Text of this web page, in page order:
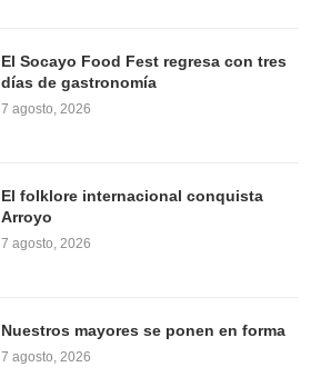
El Socayo Food Fest regresa con tres
días de gastronomía
7 agosto, 2026
El folklore internacional conquista
Arroyo
7 agosto, 2026
Nuestros mayores se ponen en forma
7 agosto, 2026